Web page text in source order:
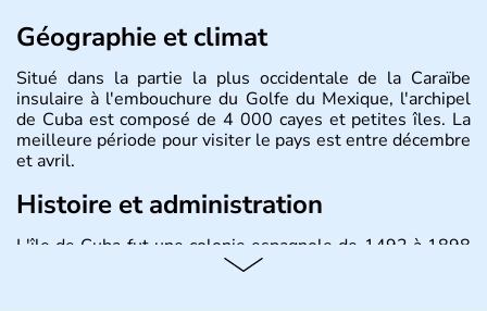
Géographie et climat
Situé dans la partie la plus occidentale de la Caraïbe
insulaire à l'embouchure du Golfe du Mexique, l'archipel
de Cuba est composé de 4 000 cayes et petites îles. La
meilleure période pour visiter le pays est entre décembre
et avril.
Histoire et administration
L'île de Cuba fut une colonie espagnole de 1492 à 1898
puis un Territoire des Etats-Unis jusqu'en 1902. Le 17